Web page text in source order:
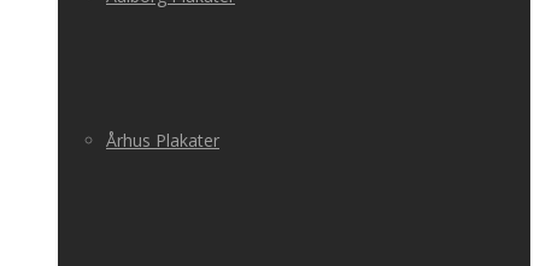
Århus Plakater